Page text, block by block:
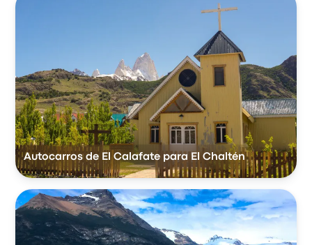
Autocarros de El Calafate para El Chaltén